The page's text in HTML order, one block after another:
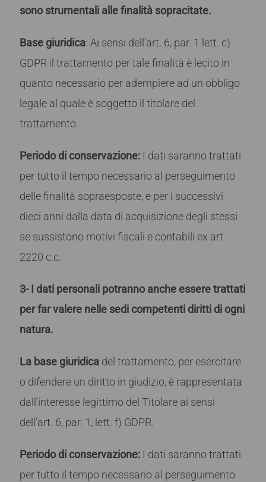
sono strumentali alle finalità sopracitate.
Base giuridica: Ai sensi dell’art. 6, par. 1 lett. c)
GDPR il trattamento per tale finalità è lecito in
quanto necessario per adempiere ad un obbligo
legale al quale è soggetto il titolare del
trattamento.
Periodo di conservazione: I dati saranno trattati
per tutto il tempo necessario al perseguimento
delle finalità sopraesposte, e per i successivi
dieci anni dalla data di acquisizione degli stessi
se sussistono motivi fiscali e contabili ex art.
2220 c.c.
3- I dati personali potranno anche essere trattati
per far valere nelle sedi competenti diritti di ogni
natura.
La base giuridica del trattamento, per esercitare
o difendere un diritto in giudizio, è rappresentata
dall’interesse legittimo del Titolare ai sensi
dell’art. 6, par. 1, lett. f) GDPR.
Periodo di conservazione: I dati saranno trattati
per tutto il tempo necessario al perseguimento